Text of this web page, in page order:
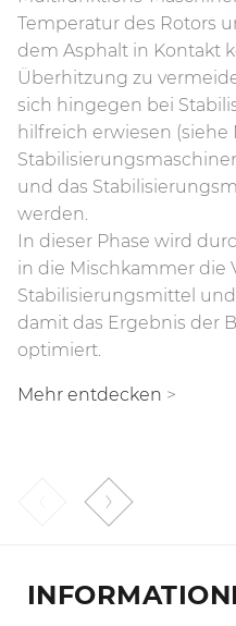
Temperatur des Rotors
dem Asphalt in Kontakt
Überhitzung zu
sich hingegen bei
hilfreich erwiesen
und das
werden.
In dieser Phase wird
in die Mischkammer die
Stabilisierungsmittel
damit das Ergebnis der
optimiert.
Mehr entdecken >
Das Volumen der
Arbeitstiefe, desto
Kammer.
Im Vergleich mit einer
Rahmen in den Boden
Kammer mit variabler
und sorgt für einen
eine erhöhte
eine größere
Mehr entdecken >
Einstellungen,
Maschine.
Mehr entdecken >
und gleichzeitig der
verringert. Der mit
Antrieb ist äußerst
Wartungsaufwand und
sehr hohen
Mehr entdecken>